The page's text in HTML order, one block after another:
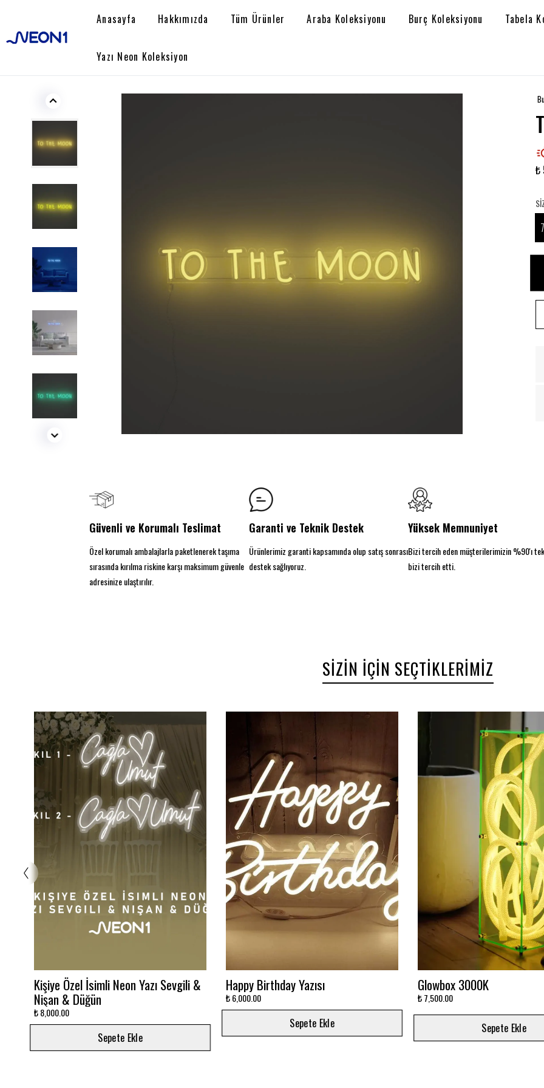
Anasayfa Hakkımızda Tüm Ürünler Araba Koleksiyonu Burç Koleksiyonu Tabela
Yazı Neon Koleksiyon
₺
Güvenli ve Korumalı Teslimat
Özel korumalı ambalajlarla paketlenerek taşıma
sırasında kırılma riskine karşı maksimum güvenle
adresinize ulaştırılır.
Garanti ve Teknik Destek
Ürünlerimiz garanti kapsamında olup satış sonrası
destek sağlıyoruz.
Yüksek Memnuniyet
Bizi tercih eden müşterilerimizin %90'ı
bizi tercih etti.
SIZIN İÇIN SEÇTIKLERIMIZ
Glowbox 3000K
₺ 7,500.00
Sepete Ekle
Dalgalı Mavi Sonsuzluk Aynası
₺ 12,000.00
Sepete Ekle
Ay'da Yatan Astronot
Baskılı
₺ 5,500.00